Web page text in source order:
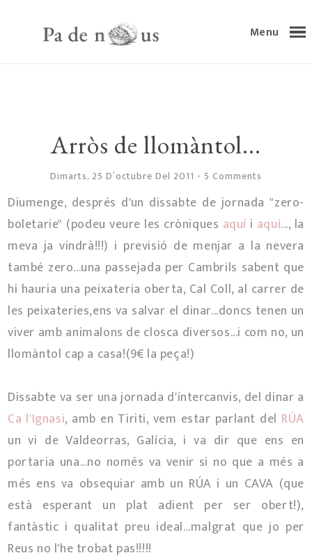
Menu
Arròs de llomàntol...
Dimarts, 25 D’octubre Del 2011 - 5 Comments
Diumenge, després d'un dissabte de jornada "zero-
boletarie" (podeu veure les cròniques aquí i aquí..., la
meva ja vindrà!!!) i previsió de menjar a la nevera
també zero...una passejada per Cambrils sabent que
hi hauria una peixateria oberta, Cal Coll, al carrer de
les peixateries,ens va salvar el dinar...doncs tenen un
viver amb animalons de closca diversos...i com no, un
llomàntol cap a casa!(9€ la peça!)
Dissabte va ser una jornada d'intercanvis, del dinar a
Ca l'Ignasi, amb en Tiriti, vem estar parlant del RÚA
un vi de Valdeorras, Galícia, i va dir que ens en
portaria una...no només va venir si no que a més a
més ens va obsequiar amb un RÚA i un CAVA (que
està esperant un plat adient per ser obert!),
fantàstic i qualitat preu ideal...malgrat que jo per
Reus no l'he trobat pas!!!!!